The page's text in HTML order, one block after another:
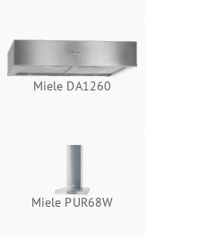
Miele DA1260
Miele PUR68W